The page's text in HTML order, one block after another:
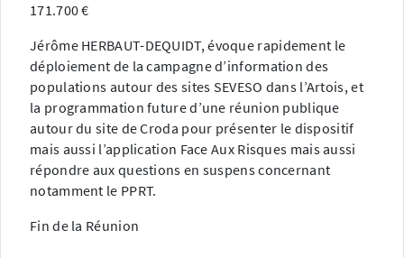
171.700 €
Jérôme HERBAUT-DEQUIDT, évoque rapidement le
déploiement de la campagne d’information des
populations autour des sites SEVESO dans l’Artois, et
la programmation future d’une réunion publique
autour du site de Croda pour présenter le dispositif
mais aussi l’application Face Aux Risques mais aussi
répondre aux questions en suspens concernant
notamment le PPRT.
Fin de la Réunion